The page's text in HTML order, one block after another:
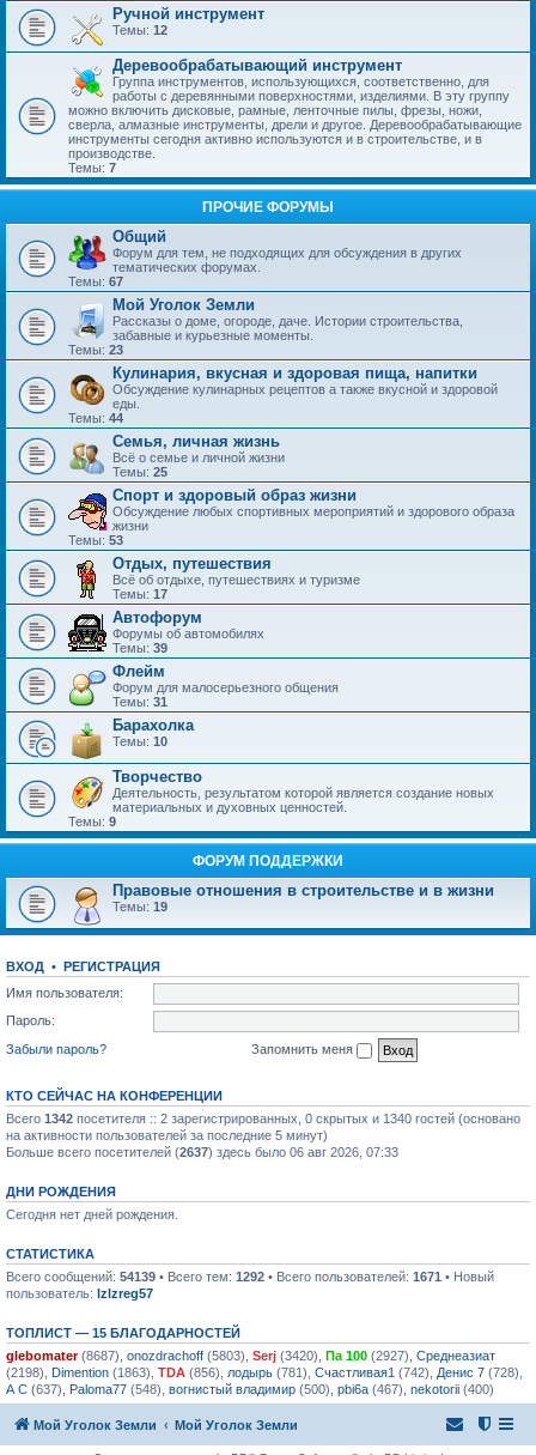
Ручной инструмент
Темы: 12
Деревообрабатывающий инструмент
Группа инструментов, использующихся, соответственно, для
работы с деревянными поверхностями, изделиями. В эту группу
можно включить дисковые, рамные, ленточные пилы, фрезы, ножи,
сверла, алмазные инструменты, дрели и другое. Деревообрабатывающие
инструменты сегодня активно используются и в строительстве, и в
производстве.
Темы: 7
ПРОЧИЕ ФОРУМЫ
Общий
Форум для тем, не подходящих для обсуждения в других
тематических форумах.
Темы: 67
Мой Уголок Земли
Рассказы о доме, огороде, даче. Истории строительства,
забавные и курьезные моменты.
Темы: 23
Кулинария, вкусная и здоровая пища, напитки
Обсуждение кулинарных рецептов а также вкусной и здоровой
еды.
Темы: 44
Семья, личная жизнь
Всё о семье и личной жизни
Темы: 25
Спорт и здоровый образ жизни
Обсуждение любых спортивных мероприятий и здорового образа
жизни
Темы: 53
Отдых, путешествия
Всё об отдыхе, путешествиях и туризме
Темы: 17
Автофорум
Форумы об автомобилях
Темы: 39
Флейм
Форум для малосерьезного общения
Темы: 31
Барахолка
Темы: 10
Творчество
Деятельность, результатом которой является создание новых
материальных и духовных ценностей.
Темы: 9
ФОРУМ ПОДДЕРЖКИ
Правовые отношения в строительстве и в жизни
Темы: 19
ВХОД • РЕГИСТРАЦИЯ
Имя пользователя:
Пароль:
Забыли пароль?
Запомнить меня
КТО СЕЙЧАС НА КОНФЕРЕНЦИИ
Всего 1342 посетителя :: 2 зарегистрированных, 0 скрытых и 1340 гостей (основано
на активности пользователей за последние 5 минут)
Больше всего посетителей (2637) здесь было 06 авг 2026, 07:33
ДНИ РОЖДЕНИЯ
Сегодня нет дней рождения.
СТАТИСТИКА
Всего сообщений: 54139 • Всего тем: 1292 • Всего пользователей: 1671 • Новый
пользователь: lzlzreg57
ТОПЛИСТ — 15 БЛАГОДАРНОСТЕЙ
glebomater(8687), onozdrachoff (5803), Serj (3420), Па 100 (2927), Среднеазиат
(2198), Dimention (1863), TDA (856), лодырь (781), Счастливая1 (742), Денис 7 (728),
А С (637), Paloma77 (548), вогнистый владимир (500), pbi6a (467), nekotorii (400)
Мой Уголок Земли Мой Уголок Земли